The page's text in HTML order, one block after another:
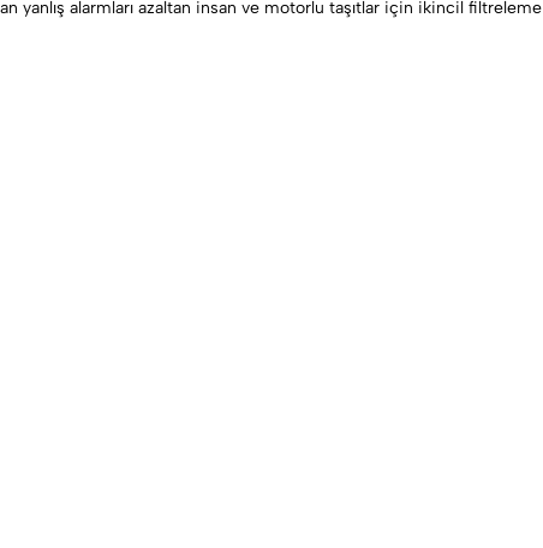
yanlış alarmları azaltan insan ve motorlu taşıtlar için ikincil filtreleme